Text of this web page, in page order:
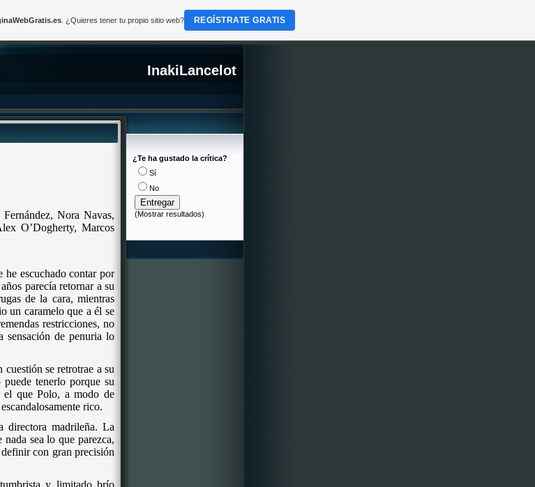
InakiLancelot
Fernández, Nora Navas,
O’Dogherty, Marcos
he escuchado contar por
parecía retornar a su
de la cara, mientras
un caramelo que a él se
restricciones, no
sensación de penuria lo
se retrotrae a su
tenerlo porque su
el que Polo, a modo de
rico.
directora madrileña. La
sea lo que parezca,
con gran precisión
y limitado brío
¿Te ha gustado la crítica?
Sí
No
(Mostrar resultados)
. ¿Quieres tener tu propio sitio web? REGÍSTRATE GRATIS